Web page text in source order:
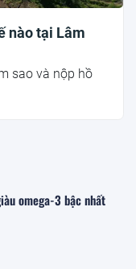
nào tại Lâm
sao và nộp hồ
omega-3 bậc nhất